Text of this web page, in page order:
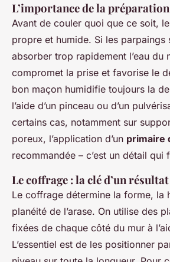
L’importance de la
Avant de couler quoi que ce soit,
propre et humide. Si les parpaings
absorber trop rapidement l’eau du
compromet la prise et favorise le
bon maçon humidifie toujours la
l’aide d’un pinceau ou d’un
certains cas, notamment sur
poreux, l’application d’un primaire
recommandée – c’est un détail qui
Le coffrage : la clé d’un
Le coffrage détermine la forme, la
planéité de l’arase. On utilise des
fixées de chaque côté du mur à
L’essentiel est de les positionner